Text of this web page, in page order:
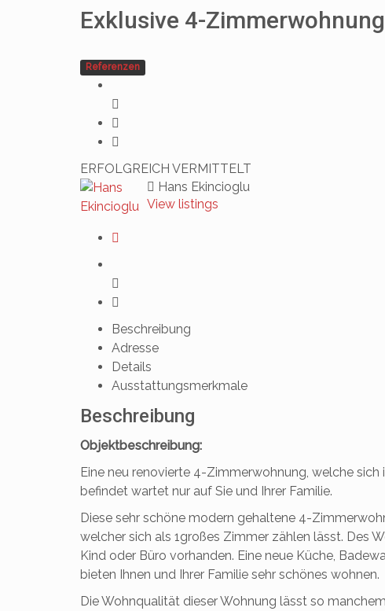
Exklusive 4-
Referenzen
ERFOLGREICH VERMITTELT
Hans Ekincioglu
View listings
Beschreibung
Adresse
Details
Ausstattungsmerkmale
Beschreibung
Objektbeschreibung:
Eine neu renovierte 4-Zimmerwohnung, welche
befindet wartet nur auf Sie und Ihrer Familie.
Diese sehr schöne modern gehaltene 4-
welcher sich als 1großes Zimmer zählen lässt. Des
Kind oder Büro vorhanden. Eine neue Küche,
bieten Ihnen und Ihrer Familie sehr schönes wohnen.
Die Wohnqualität dieser Wohnung lässt so